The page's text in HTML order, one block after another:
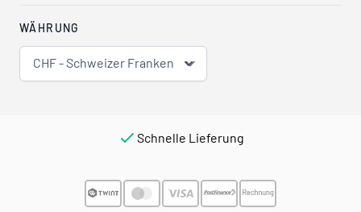
WÄHRUNG
CHF - Schweizer Franken
Schnelle Lieferung